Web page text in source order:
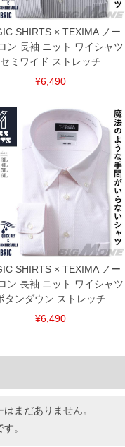
SHIRTS × TEXIMA ノー
ン 長袖 ニット ワイシャツ
セミワイド ストレッチ
¥6,490
SHIRTS × TEXIMA ノー
ン 長袖 ニット ワイシャツ
タンダウン ストレッチ
¥6,490
まだありません。
。